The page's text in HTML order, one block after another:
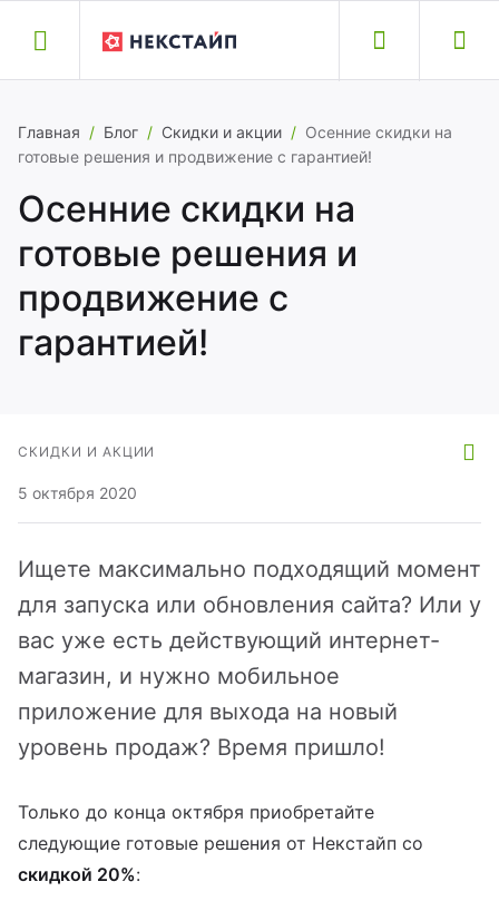
приложения
версий
Альфа – интернет-магазин
Прайм — готовый сайт для
с корзиной и
МиниМаркет - лендинг с
и онлайн-оплатой
СберМегаМаркет
Премиум - лендинг с
сайта
сайта
поддержка
обращение
Главная / Блог / Скидки и акции / Осенние скидки на
готовые решения и продвижение с гарантией!
Осенние скидки на
готовые решения и
продвижение с
гарантией!
5 октября 2020
СКИДКИ И АКЦИИ
Ищете максимально подходящий момент
для запуска или обновления сайта? Или у
вас уже есть действующий интернет-
магазин, и нужно мобильное
приложение для выхода на новый
уровень продаж? Время пришло!
Только до конца октября приобретайте
следующие готовые решения от Некстайп со
скидкой 20%: